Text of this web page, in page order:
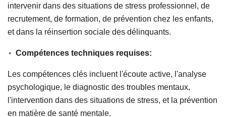
intervenir dans des situations de stress professionnel, de
recrutement, de formation, de prévention chez les enfants,
et dans la réinsertion sociale des délinquants.
Compétences techniques requises:
Les compétences clés incluent l'écoute active, l'analyse
psychologique, le diagnostic des troubles mentaux,
l'intervention dans des situations de stress, et la prévention
en matière de santé mentale.